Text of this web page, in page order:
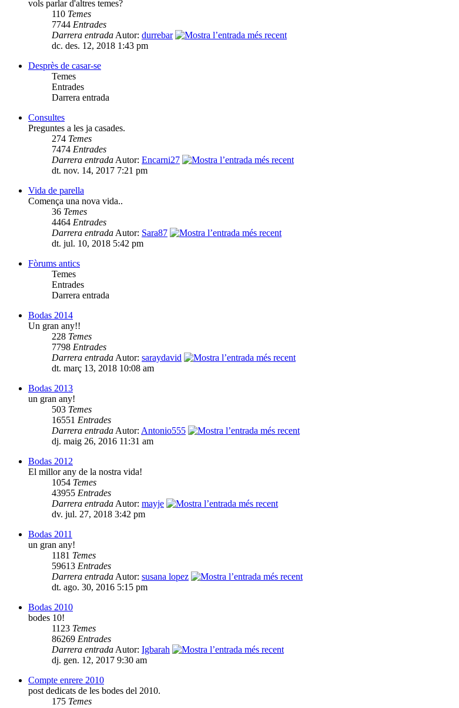
vols parlar d'altres temes?
110 Temes
7744 Entrades
Darrera entrada Autor: durrebar
dc. des. 12, 2018 1:43 pm
Desprès de casar-se
Temes
Entrades
Darrera entrada
Consultes
Preguntes a les ja casades.
274 Temes
7474 Entrades
Darrera entrada Autor: Encarni27
dt. nov. 14, 2017 7:21 pm
Vida de parella
Comença una nova vida..
36 Temes
4464 Entrades
Darrera entrada Autor: Sara87
dt. jul. 10, 2018 5:42 pm
Fòrums antics
Temes
Entrades
Darrera entrada
Bodas 2014
Un gran any!!
228 Temes
7798 Entrades
Darrera entrada Autor: saraydavid
dt. març 13, 2018 10:08 am
Bodas 2013
un gran any!
503 Temes
16551 Entrades
Darrera entrada Autor: Antonio555
dj. maig 26, 2016 11:31 am
Bodas 2012
El millor any de la nostra vida!
1054 Temes
43955 Entrades
Darrera entrada Autor: mayje
dv. jul. 27, 2018 3:42 pm
Bodas 2011
un gran any!
1181 Temes
59613 Entrades
Darrera entrada Autor: susana lopez
dt. ago. 30, 2016 5:15 pm
Bodas 2010
bodes 10!
1123 Temes
86269 Entrades
Darrera entrada Autor: Igbarah
dj. gen. 12, 2017 9:30 am
Compte enrere 2010
post dedicats de les bodes del 2010.
175 Temes